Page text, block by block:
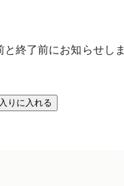
終了前にお知らせしま
りに入れる